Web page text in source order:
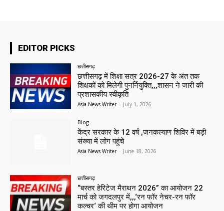
EDITOR PICKS
छत्तीसगढ़
छत्तीसगढ़ में शिक्षा सत्र 2026-27 के अंत तक
शिक्षकों को मिलेगी पुनर्नियुक्ति,,,शासन ने जारी की
प्रशासकीय स्वीकृति
Asia News Writer - July 1, 2026
Blog
केंद्र सरकार के 12 वर्ष ,जनकल्याण शिविर में बड़ी
संख्या में लोग पहुंचे
Asia News Writer - June 18, 2026
छत्तीसगढ़
“बस्तर हेरिटेज मैराथन 2026” का आयोजन 22
मार्च को जगदलपुर में,,,‘रन फॉर नेचर-रन फॉर
कल्चर‘ की थीम पर होगा आयोजन